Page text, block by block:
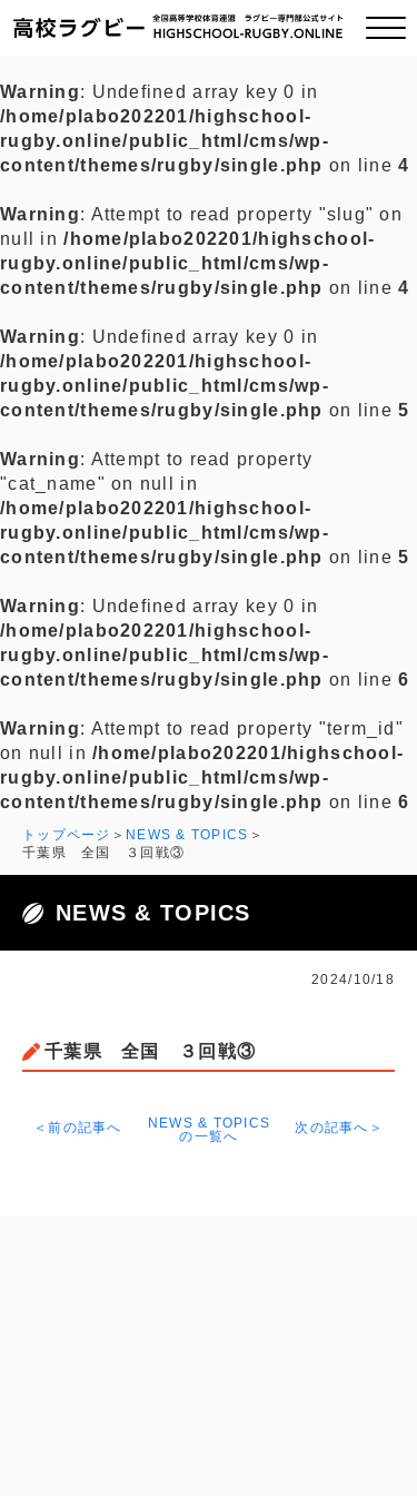
ご挨拶
全国チーム紹介
プライバシーポリシー
お問い合わせ
Warning: Undefined array key 0 in
/home/plabo202201/highschool-
rugby.online/public_html/cms/wp-
content/themes/rugby/single.php on line4
Warning: Attempt to read property "slug" on
null in/home/plabo202201/highschool-
rugby.online/public_html/cms/wp-
content/themes/rugby/single.php on line4
Warning: Undefined array key 0 in
/home/plabo202201/highschool-
rugby.online/public_html/cms/wp-
content/themes/rugby/single.php on line5
Warning: Attempt to read property
"cat_name" on null in
/home/plabo202201/highschool-
rugby.online/public_html/cms/wp-
content/themes/rugby/single.php on line5
Warning: Undefined array key 0 in
/home/plabo202201/highschool-
rugby.online/public_html/cms/wp-
content/themes/rugby/single.php on line6
Warning: Attempt to read property "term_id"
on null in/home/plabo202201/highschool-
rugby.online/public_html/cms/wp-
content/themes/rugby/single.php on line6
トップページ
NEWS & TOPICS
千葉県 全国 ３回戦③
NEWS & TOPICS
2024/10/18
千葉県 全国 ３回戦③
＜前の記事へ
NEWS & TOPICS
の一覧へ
次の記事へ＞